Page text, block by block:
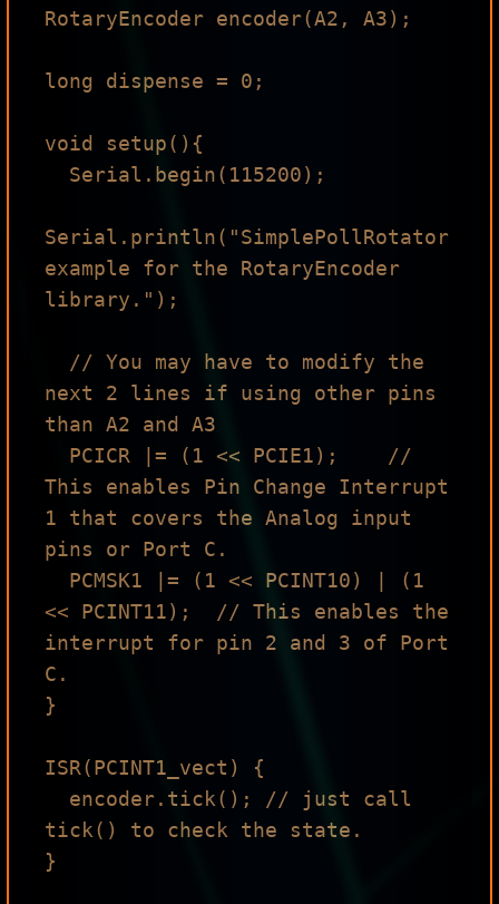
RotaryEncoder encoder(A2, A3);
long dispense = 0;
void setup(){
Serial.println("SimplePollRotator
example for the RotaryEncoder
library.");
next 2 lines if using other pins
than A2 and A3
This enables Pin Change Interrupt
1 that covers the Analog input
pins or Port C.
<< PCINT11);  // This enables the
interrupt for pin 2 and 3 of Port
C.
}
ISR(PCINT1_vect) {
tick() to check the state.
}